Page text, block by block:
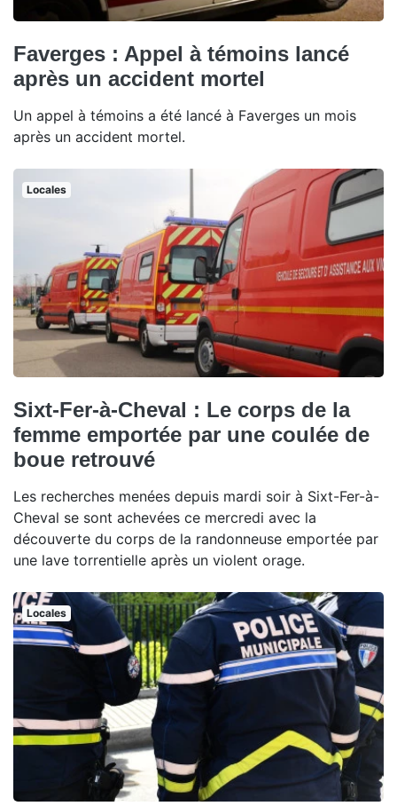
Faverges : Appel à témoins lancé
après un accident mortel
Un appel à témoins a été lancé à Faverges un mois
après un accident mortel.
Locales
Sixt-Fer-à-Cheval : Le corps de la
femme emportée par une coulée de
boue retrouvé
Les recherches menées depuis mardi soir à Sixt-Fer-à-
Cheval se sont achevées ce mercredi avec la
découverte du corps de la randonneuse emportée par
une lave torrentielle après un violent orage.
Locales